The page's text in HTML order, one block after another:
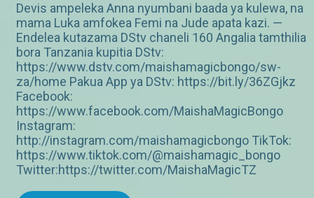
Devis ampeleka Anna nyumbani baada ya kulewa, na
mama Luka amfokea Femi na Jude apata kazi. —
Endelea kutazama DStv chaneli 160 Angalia tamthilia
bora Tanzania kupitia DStv:
https://www.dstv.com/maishamagicbongo/sw-
za/home Pakua App ya DStv: https://bit.ly/36ZGjkz
Facebook:
https://www.facebook.com/MaishaMagicBongo
Instagram:
http://instagram.com/maishamagicbongo TikTok:
https://www.tiktok.com/@maishamagic_bongo
Twitter:https://twitter.com/MaishaMagicTZ